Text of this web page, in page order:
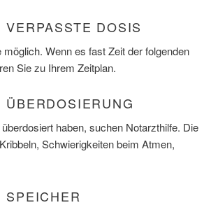
DOSIS
Wenn es fast Zeit der folgenden
Sie zu Ihrem Zeitplan.
haben, suchen Notarzthilfe. Die
Schwierigkeiten beim Atmen,
SPEICHER